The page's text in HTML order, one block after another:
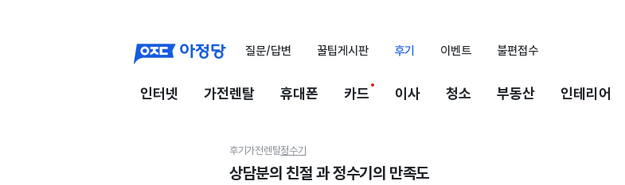
질문/답변 꿀팁게시판 후기 이벤트 불편접수
인터넷 가전렌탈 휴대폰 카드 이사 청소 부동산 인테리어
후기가전렌탈정수기
상담분의 친절 과 정수기의 만족도